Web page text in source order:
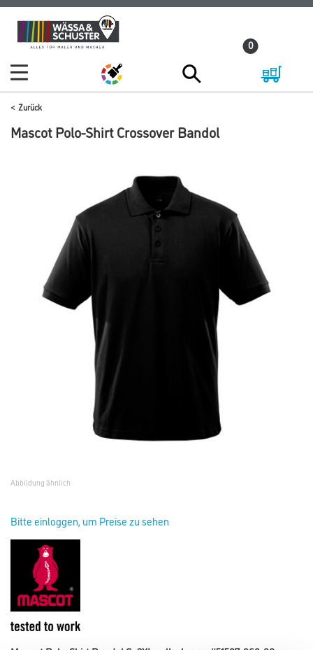
Zum
Inhalt
Zum
Navigationsmenü
0
Zurück
Mascot Polo-Shirt Crossover Bandol
Abbildung ähnlich
Bitte einloggen, um Preise zu sehen